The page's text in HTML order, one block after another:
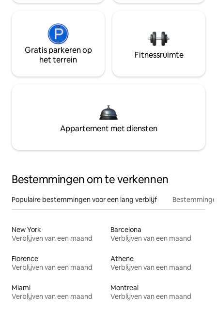
Gratis parkeren op
het terrein
Fitnessruimte
Appartement met diensten
Bestemmingen om te verkennen
Populaire bestemmingen voor een lang verblijf
New York
Verblijven van een maand
Barcelona
Verblijven van een maand
Florence
Verblijven van een maand
Athene
Verblijven van een maand
Miami
Verblijven van een maand
Montreal
Verblijven van een maand